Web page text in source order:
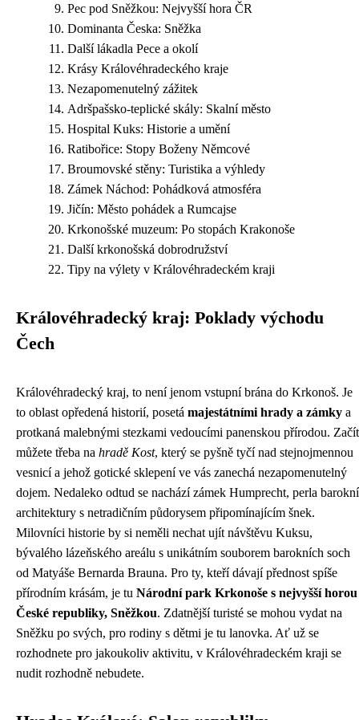
Pec pod Sněžkou: Nejvyšší hora ČR
Dominanta Česka: Sněžka
Další lákadla Pece a okolí
Krásy Královéhradeckého kraje
Nezapomenutelný zážitek
Adršpašsko-teplické skály: Skalní město
Hospital Kuks: Historie a umění
Ratibořice: Stopy Boženy Němcové
Broumovské stěny: Turistika a výhledy
Zámek Náchod: Pohádková atmosféra
Jičín: Město pohádek a Rumcajse
Krkonošské muzeum: Po stopách Krakonoše
Další krkonošská dobrodružství
Tipy na výlety v Královéhradeckém kraji
Královéhradecký kraj: Poklady východu
Čech
Královéhradecký kraj, to není jenom vstupní brána do Krkonoš. Je
to oblast opředená historií, posetá majestátními hrady a zámky a
protkaná malebnými stezkami vedoucími panenskou přírodou. Začít
můžete třeba na hradě Kost, který se pyšně tyčí nad stejnojmennou
vesnicí a jehož gotické sklepení ve vás zanechá nezapomenutelný
dojem. Nedaleko odtud se nachází zámek Humprecht, perla barokní
architektury s netradičním půdorysem připomínajícím šnek.
Milovníci historie by si neměli nechat ujít návštěvu Kuksu,
bývalého lázeňského areálu s unikátním souborem barokních soch
od Matyáše Bernarda Brauna. Pro ty, kteří dávají přednost spíše
přírodním krásám, je tu Národní park Krkonoše s nejvyšší horou
České republiky, Sněžkou. Zdatnější turisté se mohou vydat na
Sněžku po svých, pro rodiny s dětmi je tu lanovka. Ať už se
rozhodnete pro jakoukoliv aktivitu, v Královéhradeckém kraji se
nudit rozhodně nebudete.